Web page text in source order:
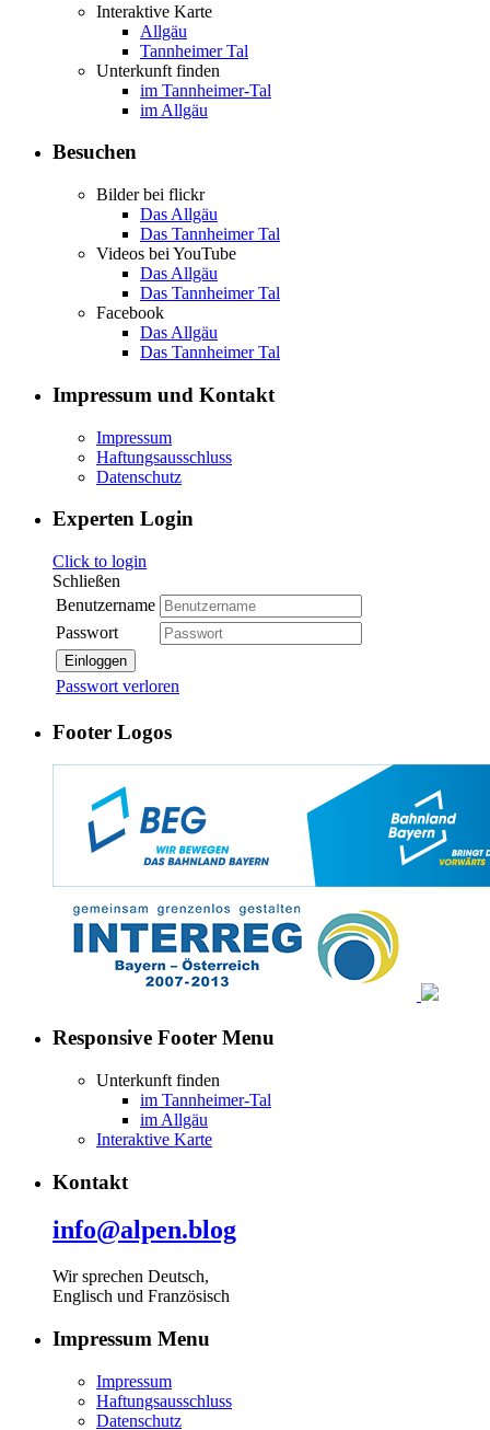
Interaktive Karte
Allgäu
Tannheimer Tal
Unterkunft finden
im Tannheimer-Tal
im Allgäu
Besuchen
Bilder bei flickr
Das Allgäu
Das Tannheimer Tal
Videos bei YouTube
Das Allgäu
Das Tannheimer Tal
Facebook
Das Allgäu
Das Tannheimer Tal
Impressum und Kontakt
Impressum
Haftungsausschluss
Datenschutz
Experten Login
Click to login
Schließen
Benutzername
Passwort
Einloggen
Passwort verloren
Footer Logos
Responsive Footer Menu
Unterkunft finden
im Tannheimer-Tal
im Allgäu
Interaktive Karte
Kontakt
info@alpen.blog
Wir sprechen Deutsch,
Englisch und Französisch
Impressum Menu
Impressum
Haftungsausschluss
Datenschutz